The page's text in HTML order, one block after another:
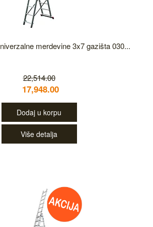
merdevine 3x7 gazišta 030...
22,514.00
17,948.00
Dodaj u korpu
Više detalja